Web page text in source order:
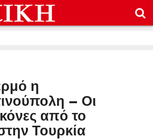
η
– Οι
από το
Τουρκία